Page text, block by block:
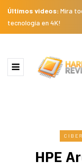
Últimos videos: Mira
tecnología en 4K!
HPE